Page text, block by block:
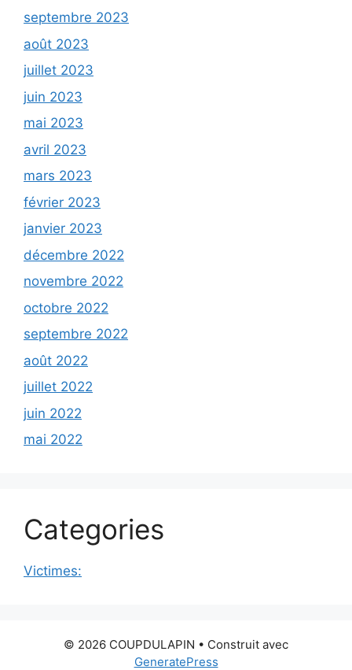
septembre 2023
août 2023
juillet 2023
juin 2023
mai 2023
avril 2023
mars 2023
février 2023
janvier 2023
décembre 2022
novembre 2022
octobre 2022
septembre 2022
août 2022
juillet 2022
juin 2022
mai 2022
Categories
Victimes:
© 2026 COUPDULAPIN • Construit avec
GeneratePress